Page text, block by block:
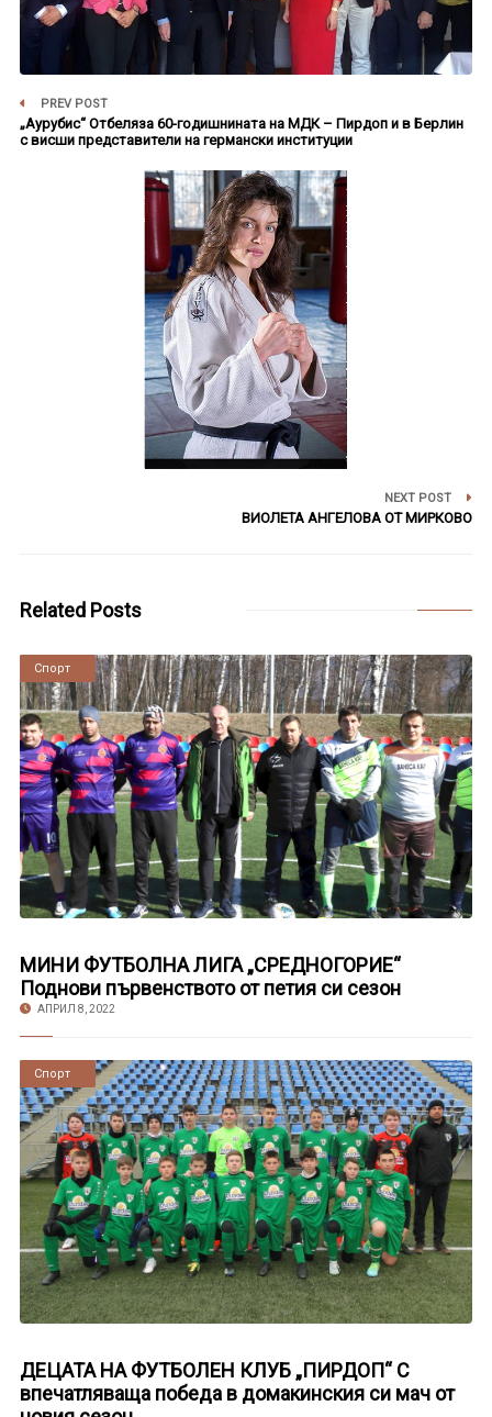
PREV POST
„Аурубис“ Отбеляза 60-годишнината на МДК – Пирдоп и в Берлин
с висши представители на германски институции
NEXT POST
ВИОЛЕТА АНГЕЛОВА ОТ МИРКОВО
Related Posts
Новини
Спорт
МИНИ ФУТБОЛНА ЛИГА „СРЕДНОГОРИЕ“
Поднови първенството от петия си сезон
АПРИЛ 8, 2022
Новини
Спорт
ДЕЦАТА НА ФУТБОЛЕН КЛУБ „ПИРДОП“ С
впечатляваща победа в домакинския си мач от